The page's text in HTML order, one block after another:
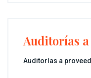
Auditorías
Auditorías a